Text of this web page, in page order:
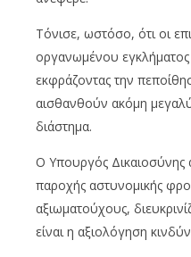
Τόνισε, ωστόσο, ότι οι
οργανωμένου
εκφράζοντας την
αισθανθούν ακόμη
διάστημα.
Ο Υπουργός Δικαιοσύνης
παροχής αστυνομικής
αξιωματούχους,
είναι η αξιολόγηση